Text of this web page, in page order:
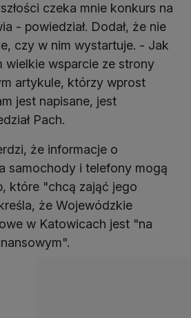
czeka mnie konkurs na
- powiedział. Dodał, że nie
czy w nim wystartuje. - Jak
wielkie wsparcie ze strony
artykule, którzy wprost
jest napisane, jest
Pach.
że informacje o
samochody i telefony mogą
które "chcą zająć jego
że Wojewódzkie
w Katowicach jest "na